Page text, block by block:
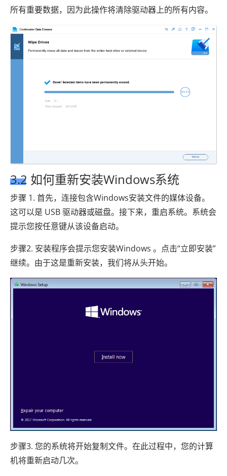
所有重要数据，因为此操作将清除驱动器上的所有内容。
3.2 如何重新安装Windows系统
步骤 1. 首先，连接包含Windows安装文件的媒体设备。
这可以是 USB 驱动器或磁盘。接下来，重启系统。系统会
提示您按任意键从该设备启动。
步骤2. 安装程序会提示您安装Windows 。点击“立即安装”
继续。由于这是重新安装，我们将从头开始。
步骤3. 您的系统将开始复制文件。在此过程中，您的计算
机将重新启动几次。